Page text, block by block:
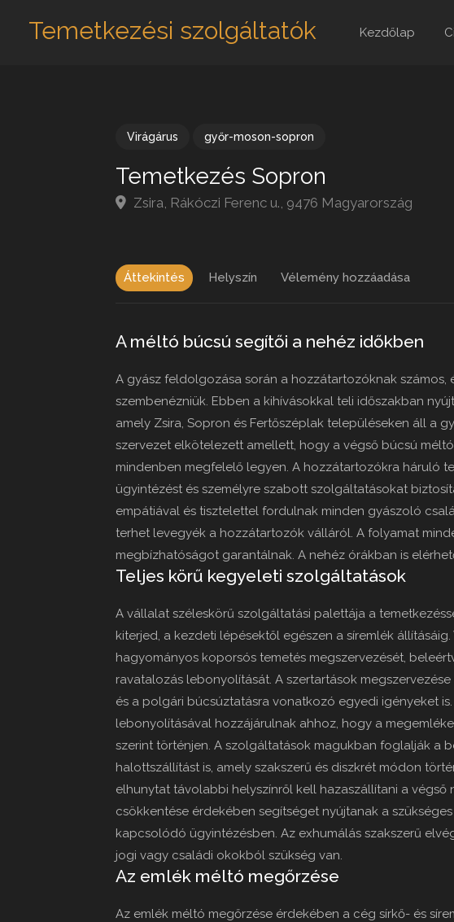
Temetkezési szolgáltatók Kezdőlap
Virágárus győr-moson-sopron
Temetkezés Sopron
Zsira, Rákóczi Ferenc u., 9476 Magyarország
Áttekintés Helyszín Vélemény hozzáadása
A méltó búcsú segítői a nehéz időkben
A gyász feldolgozása során a hozzátartozóknak
szembenézniük. Ebben a kihívásokkal teli időszakban
amely Zsira, Sopron és Fertőszéplak településeken áll a
szervezet elkötelezett amellett, hogy a végső búcsú
mindenben megfelelő legyen. A hozzátartozókra háruló
ügyintézést és személyre szabott szolgáltatásokat
empátiával és tisztelettel fordulnak minden gyászoló
terhet levegyék a hozzátartozók válláról. A folyamat
megbízhatóságot garantálnak. A nehéz órákban is
Teljes körű kegyeleti szolgáltatások
A vállalat széleskörű szolgáltatási palettája a
kiterjed, a kezdeti lépésektől egészen a síremlék
hagyományos koporsós temetés megszervezését,
ravatalozás lebonyolítását. A szertartások
és a polgári búcsúztatásra vonatkozó egyedi igényeket
lebonyolításával hozzájárulnak ahhoz, hogy a
szerint történjen. A szolgáltatások magukban foglalják a
halottszállítást is, amely szakszerű és diszkrét módon
elhunytat távolabbi helyszínről kell hazaszállítani a végső
csökkentése érdekében segítséget nyújtanak a
kapcsolódó ügyintézésben. Az exhumálás szakszerű
jogi vagy családi okokból szükség van.
Az emlék méltó megőrzése
Az emlék méltó megőrzése érdekében a cég sírkő- és